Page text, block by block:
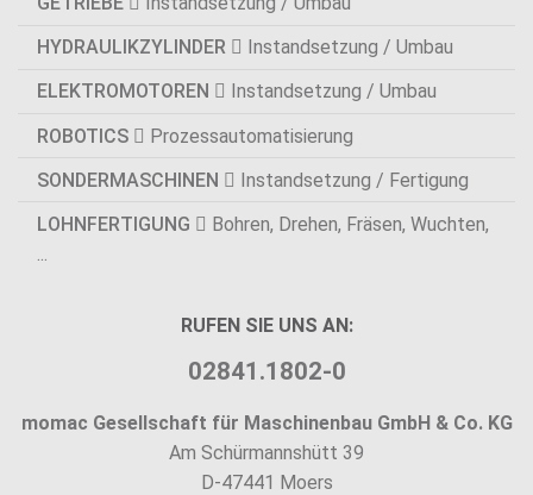
HYDRAULIKZYLINDER
Instandsetzung / Umbau
ELEKTROMOTOREN
Instandsetzung / Umbau
ROBOTICS
Prozessautomatisierung
SONDERMASCHINEN
Instandsetzung / Fertigung
LOHNFERTIGUNG
Bohren, Drehen, Fräsen, Wuchten,
...
RUFEN SIE UNS AN:
02841.1802-0
momac Gesellschaft für Maschinenbau GmbH & Co. KG
Am Schürmannshütt 39
D-47441 Moers